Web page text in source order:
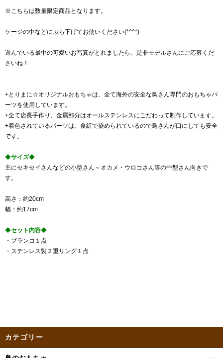
※こちらは数量限定商品となります。
ケージの中などにぶら下げてお使いください(*^^*)
遊んでいる最中の可愛いお写真がとれましたら、是非モデルさんにご応募くだ
さいね！
+とりまに☆オリジナルおもちゃは、全て海外の安全な鳥さん専門のおもちゃパ
ーツを使用しています。
+全て店長手作り、金属部分はオールステンレスにこだわって制作しています。
+着色されているパーツは、食紅で染められているので鳥さんが口にしても安全
です。
◆サイズ◆
主にセキセイさんなどの小型さん～オカメ・ウロコさん等の中型さん向きで
す。
高さ：約20cm
幅：約17cm
◆セット内容◆
・ブランコ１点
・ステンレス製２重リング１点
カテゴリー